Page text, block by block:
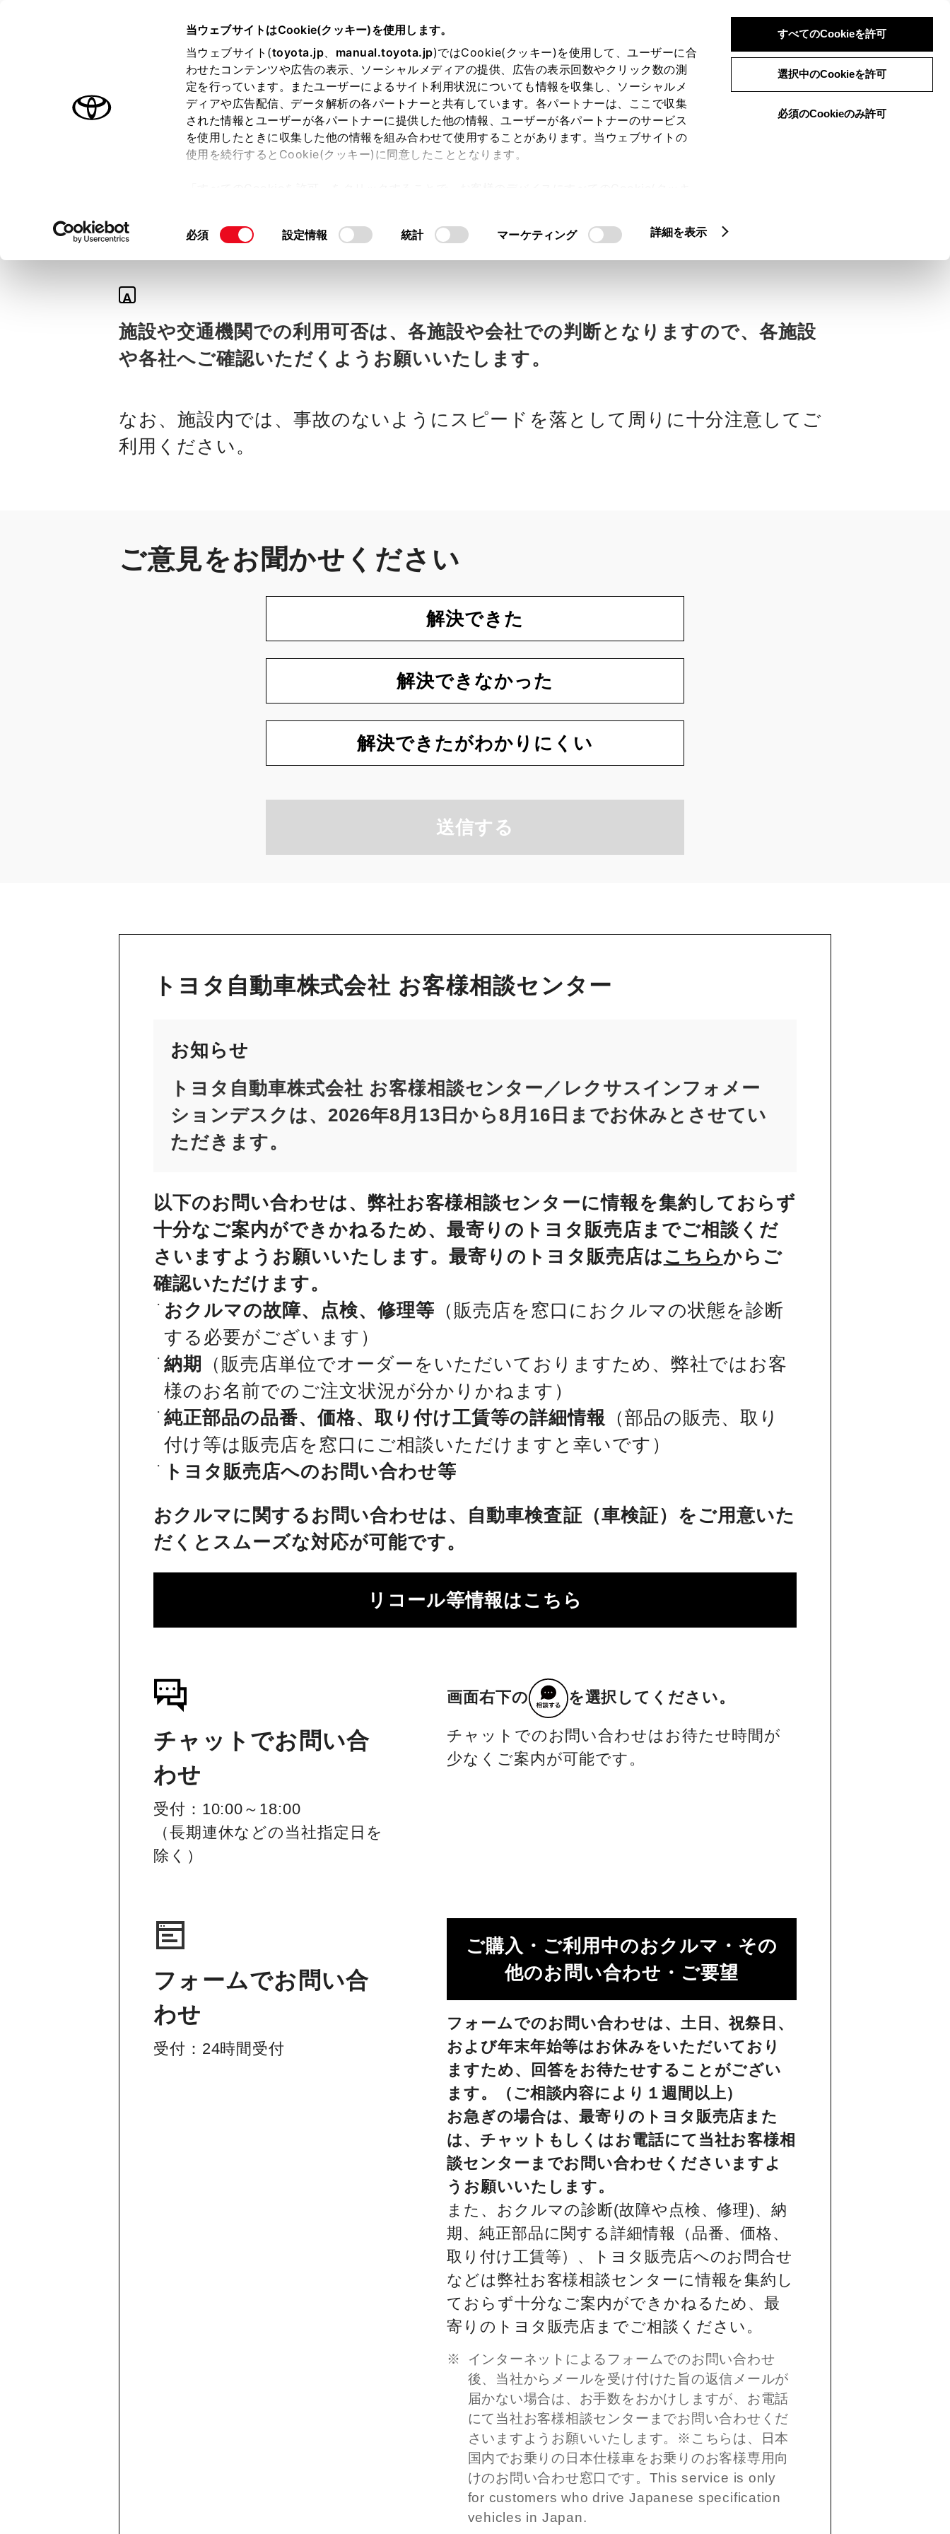
当ウェブサイトはCookie(クッキー)を使用します。
当ウェブサイト(toyota.jp、 manual.toyota.jp)ではCookie(クッキー)を使用して、ユーザーに合
わせたコンテンツや広告の表示、ソーシャルメディアの提供、広告の表示回数やクリック数の測
定を行っています。またユーザーによるサイト利用状況についても情報を収集し、ソーシャルメ
ディアや広告配信、データ解析の各パートナーと共有しています。各パートナーは、ここで収集
された情報とユーザーが各パートナーに提供した他の情報、ユーザーが各パートナーのサービス
を使用したときに収集した他の情報を組み合わせて使用することがあります。当ウェブサイトの
使用を続行するとCookie(クッキー)に同意したこととなります。
て」をご覧ください。
同
必須 設定情報 統計 マーケティング 詳細を表示
すべてのCookieを許可
選択中のCookieを許可
必須のCookieのみ許可
ログイン 検索 メニュー
オーナーサポート トピックス
機関で利用することはできますか？
A
施設や交通機関での利用可否は、各施設や会社での判断となりますので、各施設
や各社へご確認いただくようお願いいたします。
なお、施設内では、事故のないようにスピードを落として周りに十分注意してご
利用ください。
ご意見をお聞かせください
解決できた
解決できなかった
解決できたがわかりにくい
送信する
トヨタ自動車株式会社 お客様相談センター
お知らせ
トヨタ自動車株式会社 お客様相談センター／レクサスインフォメー
ションデスクは、2026年8月13日から8月16日までお休みとさせてい
ただきます。
以下のお問い合わせは、弊社お客様相談センターに情報を集約しておらず
十分なご案内ができかねるため、最寄りのトヨタ販売店までご相談くだ
さいますようお願いいたします。最寄りのトヨタ販売店は こちら からご
確認いただけます。
おクルマの故障、点検、修理等 （販売店を窓口におクルマの状態を診断
する必要がございます）
納期
（販売店単位でオーダーをいただいておりますため、弊社ではお客
様のお名前でのご注文状況が分かりかねます）
純正部品の品番、価格、取り付け工賃等の詳細情報
（部品の販売、取り
付け等は販売店を窓口にご相談いただけますと幸いです）
トヨタ販売店へのお問い合わせ等
おクルマに関するお問い合わせは、自動車検査証（車検証）をご用意いた
だくとスムーズな対応が可能です。
リコール等情報はこちら
チャットでお問い合
わせ
受付：10:00～18:00
（長期連休などの当社指定日を
除く）
画面右下の を選択してください。
チャットでのお問い合わせはお待たせ時間が
少なくご案内が可能です。
フォームでお問い合
わせ
受付：24時間受付
ご購入・ご利用中のおクルマ・その
他のお問い合わせ・ご要望​
フォームでのお問い合わせは、土日、祝祭日、
および年末年始等はお休みをいただいており
ますため、回答をお待たせすることがござい
ます。（ご相談内容により１週間以上）
お急ぎの場合は、最寄りのトヨタ販売店また
は、チャットもしくはお電話にて当社お客様相
談センターまでお問い合わせくださいますよ
うお願いいたします。
また、おクルマの診断(故障や点検、修理)、納
期、純正部品に関する詳細情報（品番、価格、
取り付け工賃等）、トヨタ販売店へのお問合せ
などは弊社お客様相談センターに情報を集約し
ておらず十分なご案内ができかねるため、最
寄りのトヨタ販売店までご相談ください。
インターネットによるフォームでのお問い合わせ
後、当社からメールを受け付けた旨の返信メールが
届かない場合は、お手数をおかけしますが、お電話
にて当社お客様相談センターまでお問い合わせくだ
さいますようお願いいたします。※こちらは、日本
国内でお乗りの日本仕様車をお乗りのお客様専用向
けのお問い合わせ窓口です。This service is only
for customers who drive Japanese specification
vehicles in Japan.